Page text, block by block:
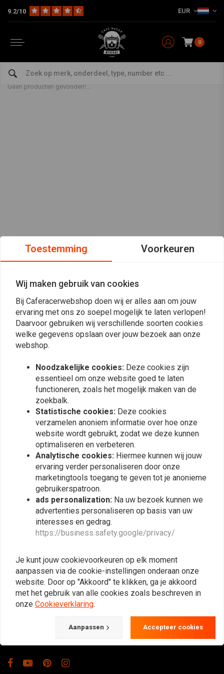
9.2/10 EUR
0
Navigatie
Home The Bike Navigatie & Communicatie Navigatie
Geen producten gevonden!...
Op de hoogte blijven?
Abonneer
De Plek voor de Cafe Racers, Flat Tracker,
Natuurlijk ook groot in kleding & onderhoud!
Gotenburgweg 46a, 9723 TM Groningen (The Netherlands)
Toestemming Voorkeuren
Wij maken gebruik van cookies
Bij Caferacerwebshop doen wij er alles aan om jouw
ervaring met ons zo soepel mogelijk te laten verlopen!
Daarvoor gebruiken wij verschillende soorten cookies
welke gegevens opslaan over jouw bezoek aan onze
webshop.
Noodzakelijke cookies: Deze cookies zijn
essentieel om onze website goed te laten
functioneren, zoals het mogelijk maken van de
zoekbalk.
Statistische cookies: Deze cookies
verzamelen anoniem informatie over hoe onze
website wordt gebruikt, zodat we deze kunnen
optimaliseren en verbeteren.
Analytische cookies: Hiermee kunnen wij jouw
ervaring verder personaliseren door onze
marketingtools toegang te geven tot je anonieme
gebruikerspatroon.
ads personalization: Na uw bezoek kunnen we
advertenties personaliseren op basis van uw
interesses en gedrag.
https://business.safety.google/privacy/
Je kunt jouw cookievoorkeuren op elk moment
aanpassen via de cookie-instellingen onderaan onze
website. Door op "Akkoord" te klikken, ga je akkoord
met het gebruik van alle cookies zoals beschreven in
onze Cookieverklaring.
Aanpassen Accepteer cookies